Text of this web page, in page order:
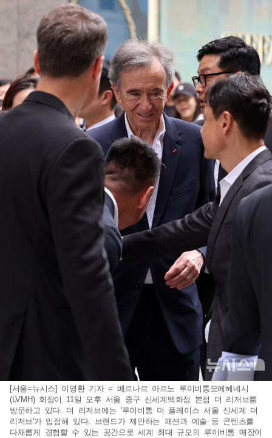
[서울=뉴시스] 이영환 기자 = 베르나르 아르노 루이비통모에헤네시
(LVMH) 회장이 11일 오후 서울 중구 신세계백화점 본점 더 리저브를
방문하고 있다. 더 리저브에는 '루이비통 더 플레이스 서울 신세계 더
리저브'가 입점해 있다. 브랜드가 제안하는 패션과 예술 등 콘텐츠를
다채롭게 경험할 수 있는 공간으로 세계 최대 규모의 루이비통 매장이